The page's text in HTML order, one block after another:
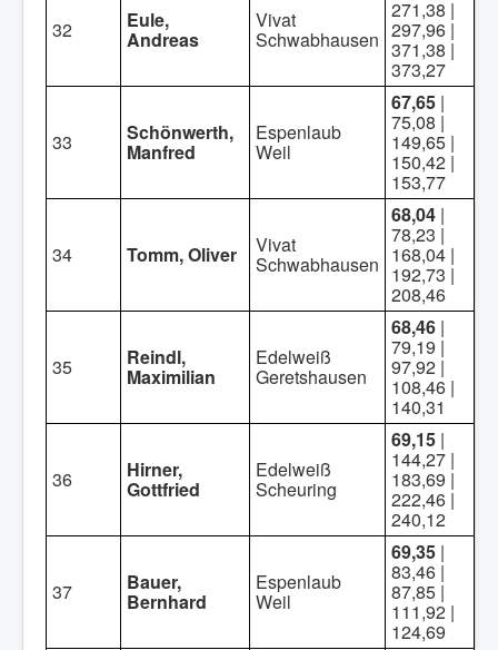
32 Eule,
Andreas
Vivat
Schwabhausen
271,38 |
297,96 |
371,38 |
373,27
33 Schönwerth,
Manfred
Espenlaub
Weil
67,65 |
75,08 |
149,65 |
150,42 |
153,77
34 Tomm, Oliver Vivat
Schwabhausen
68,04 |
78,23 |
168,04 |
192,73 |
208,46
35 Reindl,
Maximilian
Edelweiß
Geretshausen
68,46 |
79,19 |
97,92 |
108,46 |
140,31
36 Hirner,
Gottfried
Edelweiß
Scheuring
69,15 |
144,27 |
183,69 |
222,46 |
240,12
37 Bauer,
Bernhard
Espenlaub
Weil
69,35 |
83,46 |
87,85 |
111,92 |
124,69